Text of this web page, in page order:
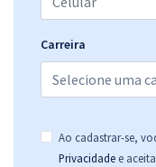
Carreira
Ao cadastrar-se,
Privacidade e